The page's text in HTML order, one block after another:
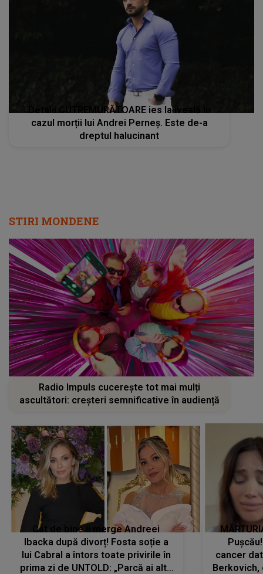
Detalii CUTREMURĂTOARE ies la iveală în
cazul morții lui Andrei Perneș. Este de-a
dreptul halucinant
STIRI MONDENE
Radio Impuls cucerește tot mai mulți
ascultători: creșteri semnificative în audiență
Cât de bine îi merge Andreei
Ibacka după divorț! Fosta soție a
lui Cabral a întors toate privirile în
prima zi de UNTOLD: „Parcă ai altă
cancer